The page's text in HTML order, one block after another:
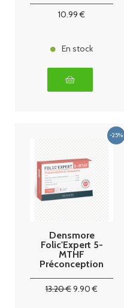
10.99 €
En stock
Densmore
Folic'Expert 5-
MTHF
Préconception
90 Comprimés
13.20€9.90 €